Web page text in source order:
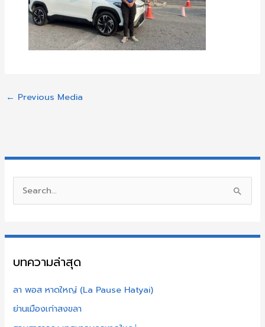
← Previous Media
e
c
f
o
บทความล่าสุด
ลา พอส หาดใหญ่ (La Pause Hatyai)
ย่านเมืองเก่าสงขลา